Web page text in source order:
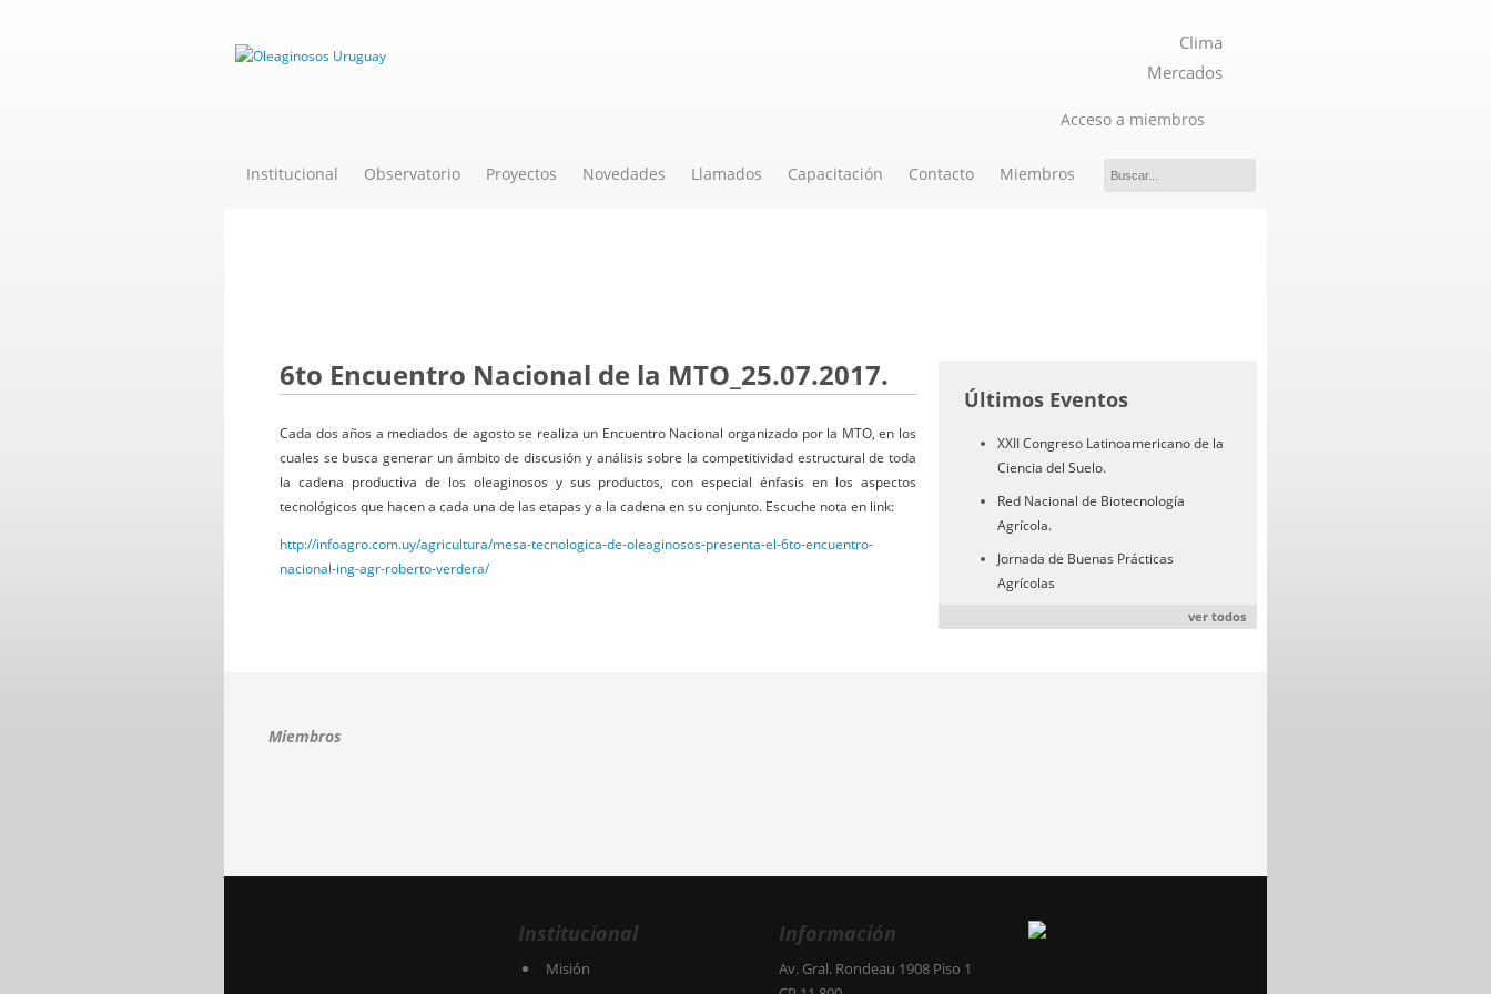
Clima
Mercados
Acceso a miembros
Institucional Observatorio Proyectos Novedades Llamados Capacitación Contacto Miembros
6to Encuentro Nacional de la MTO_25.07.2017.
Cada dos años a mediados de agosto se realiza un Encuentro Nacional organizado por la MTO, en los
cuales se busca generar un ámbito de discusión y análisis sobre la competitividad estructural de toda
la cadena productiva de los oleaginosos y sus productos, con especial énfasis en los aspectos
tecnológicos que hacen a cada una de las etapas y a la cadena en su conjunto. Escuche nota en link:
http://infoagro.com.uy/agricultura/mesa-tecnologica-de-oleaginosos-presenta-el-6to-encuentro-
nacional-ing-agr-roberto-verdera/
Últimos Eventos
XXII Congreso Latinoamericano de la
Ciencia del Suelo.
Red Nacional de Biotecnología
Agrícola.
Jornada de Buenas Prácticas
Agrícolas
ver todos
Miembros
Institucional
Misión
Información
Av. Gral. Rondeau 1908 Piso 1